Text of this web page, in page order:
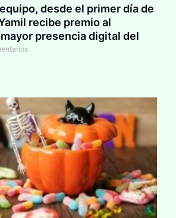
desde el primer día de
recibe premio al
presencia digital del